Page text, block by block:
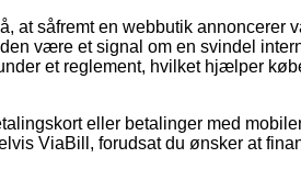
at såfremt en webbutik annoncerer
være et signal om en svindel
et reglement, hvilket hjælper
eller betalinger med
ViaBill, forudsat du ønsker at